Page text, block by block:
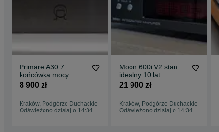
Primare A30.7
końcówka mocy
wielokanałowa
8 900 zł
Kraków, Podgórze Duchackie
Odświeżono dzisiaj o 14:34
Moon 600i V2 stan
idealny 10 lat
gwarancji
21 900 zł
Kraków, Podgórze Duchackie
Odświeżono dzisiaj o 14:34